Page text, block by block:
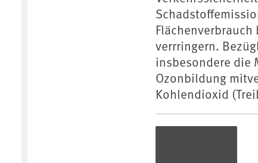
verrringern.
insbesondere die
Ozonbildung
Kohlendioxid